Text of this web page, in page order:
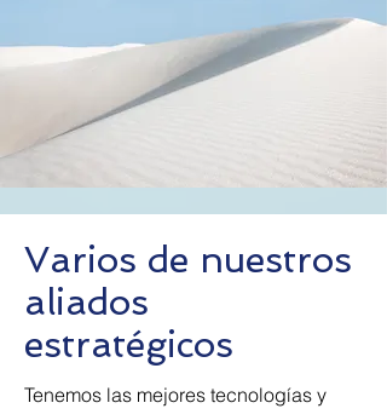
Varios de nuestros
aliados
estratégicos
Tenemos las mejores tecnologías y